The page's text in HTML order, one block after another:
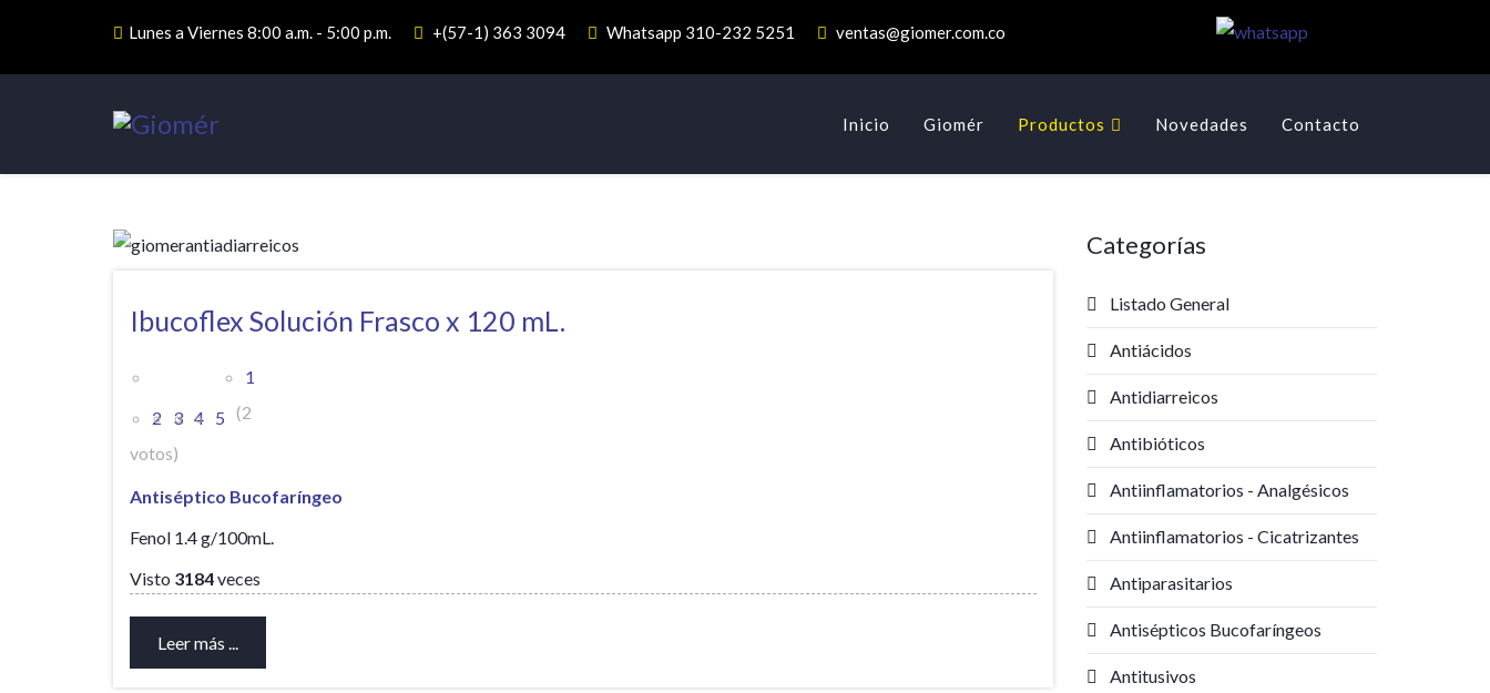
Lunes a Viernes 8:00 a.m. - 5:00 p.m. +(57-1) 363 3094 Whatsapp 310-232 5251 ventas@giomer.com.co
Inicio Giomér Productos Novedades Contacto
Ibucoflex Solución Frasco x 120 mL.
1
2
3 4 5 (2
votos)
Antiséptico Bucofaríngeo
Fenol 1.4 g/100mL.
Visto 3184veces
Leer más ...
Categorías
Listado General
Antiácidos
Antidiarreicos
Antibióticos
Antiinflamatorios - Analgésicos
Antiinflamatorios - Cicatrizantes
Antiparasitarios
Antisépticos Bucofaríngeos
Antitusivos